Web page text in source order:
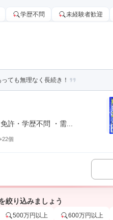
学歴不問 未経験者歓迎
ても無理なく長続き！
許・学歴不問 ・需...
個
絞り込みましょう
500万円以上 600万円以上